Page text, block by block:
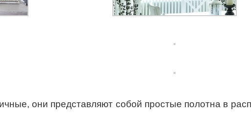
они представляют собой простые полотна в